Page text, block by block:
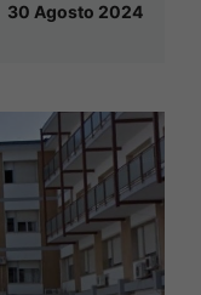
30 Agosto 2024